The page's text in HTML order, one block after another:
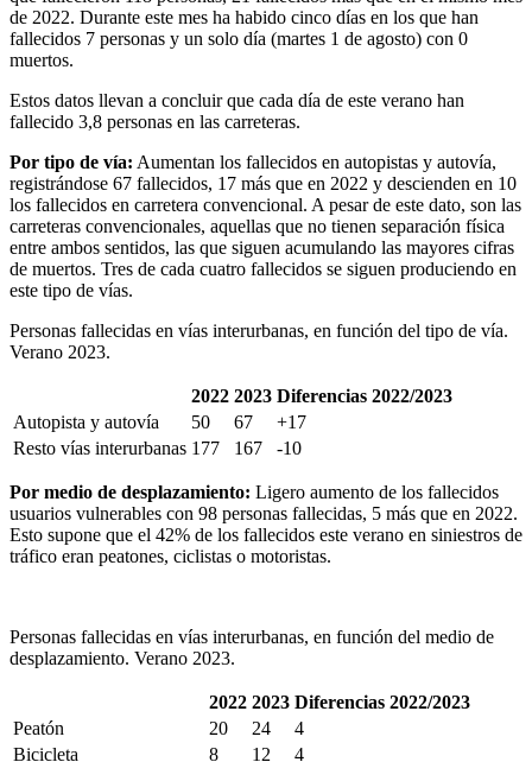
de 2022. Durante este mes ha habido cinco días en los que han
fallecidos 7 personas y un solo día (martes 1 de agosto) con 0
muertos.
Estos datos llevan a concluir que cada día de este verano han
fallecido 3,8 personas en las carreteras.
Por tipo de vía: Aumentan los fallecidos en autopistas y autovía,
registrándose 67 fallecidos, 17 más que en 2022 y descienden en 10
los fallecidos en carretera convencional. A pesar de este dato, son las
carreteras convencionales, aquellas que no tienen separación física
entre ambos sentidos, las que siguen acumulando las mayores cifras
de muertos. Tres de cada cuatro fallecidos se siguen produciendo en
este tipo de vías.
Personas fallecidas en vías interurbanas, en función del tipo de vía.
Verano 2023.
2022 2023 Diferencias 2022/2023
Autopista y autovía
50 67
+17
Resto vías interurbanas 177 167 -10
Por medio de desplazamiento: Ligero aumento de los fallecidos
usuarios vulnerables con 98 personas fallecidas, 5 más que en 2022.
Esto supone que el 42% de los fallecidos este verano en siniestros de
tráfico eran peatones, ciclistas o motoristas.
Personas fallecidas en vías interurbanas, en función del medio de
desplazamiento. Verano 2023.
2022 2023 Diferencias 2022/2023
Peatón
20 24
4
Bicicleta
8 12 4